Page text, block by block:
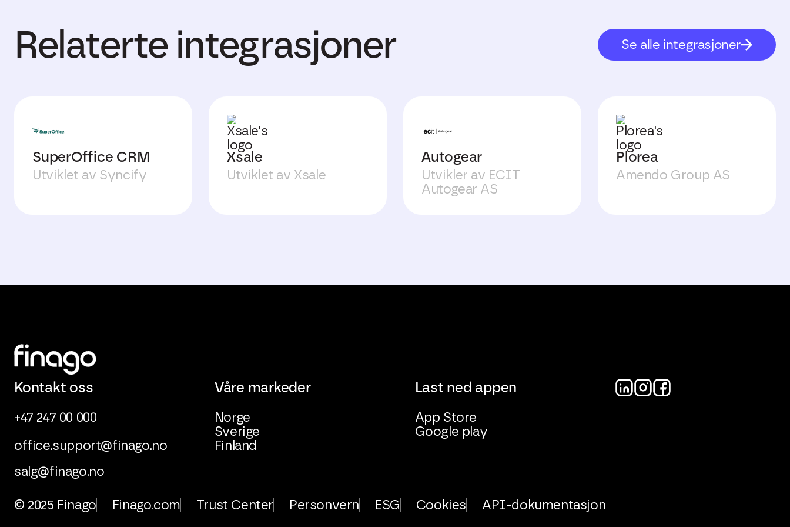
Relaterte integrasjoner Se alle integrasjoner
SuperOffice CRM
Utviklet av Syncify
Xsale
Utviklet av Xsale
Autogear
Utvikler av ECIT
Autogear AS
Plorea
Amendo Group AS
Kontakt oss
+47 247 00 000
office.support@finago.no
salg@finago.no
Våre markeder
Norge
Sverige
Finland
Last ned appen
App Store
Google play
© 2025 Finago Finago.com Trust Center Personvern ESG Cookies API-dokumentasjon